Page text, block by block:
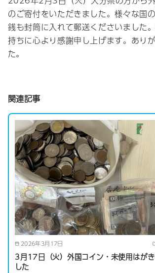
のご寄付をいただきました。様々な国
銭も封筒に入れて郵送くださいました
持ちに心より感謝申し上げます。あり
た。
関連記事
2026年3月17日
3月17日（火）外国コイン・未使用はが
した